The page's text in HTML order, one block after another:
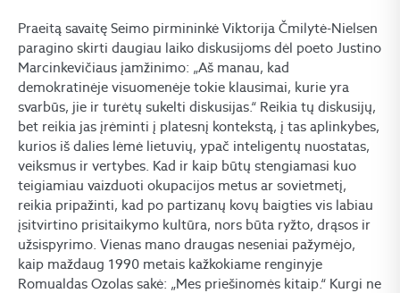
Praeitą savaitę Seimo pirmininkė Viktorija Čmilytė-Nielsen
paragino skirti daugiau laiko diskusijoms dėl poeto Justino
Marcinkevičiaus įamžinimo: „Aš manau, kad
demokratinėje visuomenėje tokie klausimai, kurie yra
svarbūs, jie ir turėtų sukelti diskusijas.“ Reikia tų diskusijų,
bet reikia jas įrėminti į platesnį kontekstą, į tas aplinkybes,
kurios iš dalies lėmė lietuvių, ypač inteligentų nuostatas,
veiksmus ir vertybes. Kad ir kaip būtų stengiamasi kuo
teigiamiau vaizduoti okupacijos metus ar sovietmetį,
reikia pripažinti, kad po partizanų kovų baigties vis labiau
įsitvirtino prisitaikymo kultūra, nors būta ryžto, drąsos ir
užsispyrimo. Vienas mano draugas neseniai pažymėjo,
kaip maždaug 1990 metais kažkokiame renginyje
Romualdas Ozolas sakė: „Mes priešinomės kitaip.“ Kurgi ne